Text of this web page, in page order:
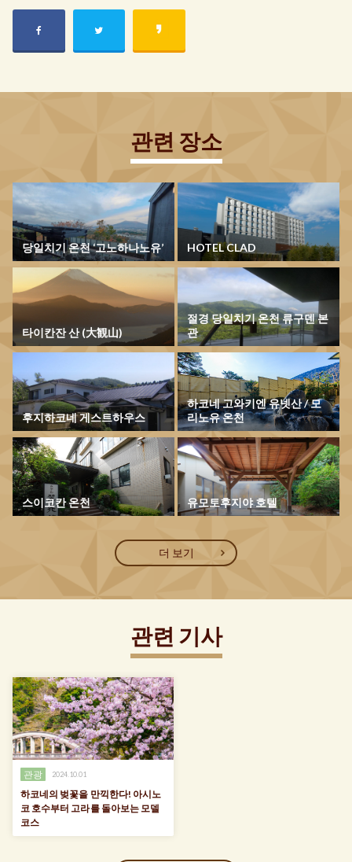
관련 장소
당일치기 온천 ‘고노하나노유’ HOTEL CLAD
타이칸잔 산 (大観山)
절경 당일치기 온천 류구덴 본
관
후지하코네 게스트하우스
하코네 고와키엔 유넷산 / 모
리노유 온천
스이코칸 온천 유모토후지야 호텔
더 보기
관련 기사
관광 2024.10.01
하코네의 벚꽃을 만끽한다! 아시노
코 호수부터 고라를 돌아보는 모델
코스